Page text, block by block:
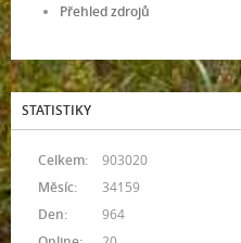
Přehled zdrojů
STATISTIKY
Celkem:
903020
Měsíc:
34159
Den:
964